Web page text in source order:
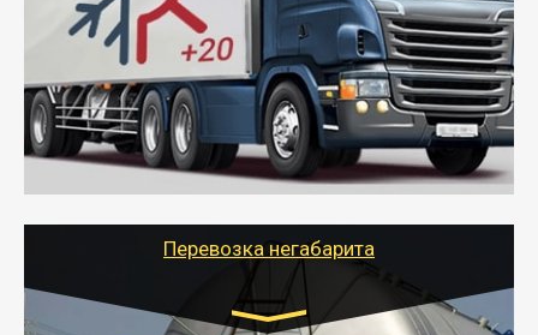
от 6000 руб.
- Рефрижераторные перевозки грузов с
соблюдением температурного режима, работающим
термописцем, санитарной обработкой кузова и мед.
книжкой у водителя.
- Тайгер Логистик поможет быстро перевезти
скоропортящиеся продукты в любой город России с
Перевозка негабарита